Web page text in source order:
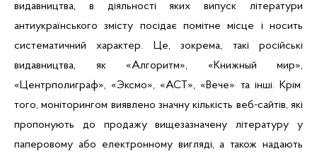
видавництва, в діяльності яких випуск літератури
антиукраїнського змісту посідає помітне місце і носить
систематичний характер. Це, зокрема, такі російські
видавництва, як «Алгоритм», «Книжный мир»,
«Центрполиграф», «Эксмо», «АСТ», «Вече» та інші. Крім
того, моніторингом виявлено значну кількість веб-сайтів, які
пропонують до продажу вищезазначену літературу у
паперовому або електронному вигляді, а також надають